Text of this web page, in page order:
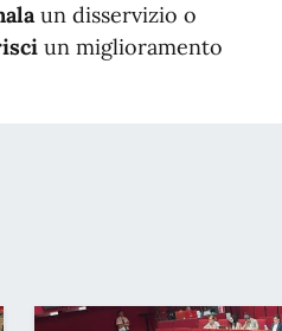
un disservizio o
un miglioramento